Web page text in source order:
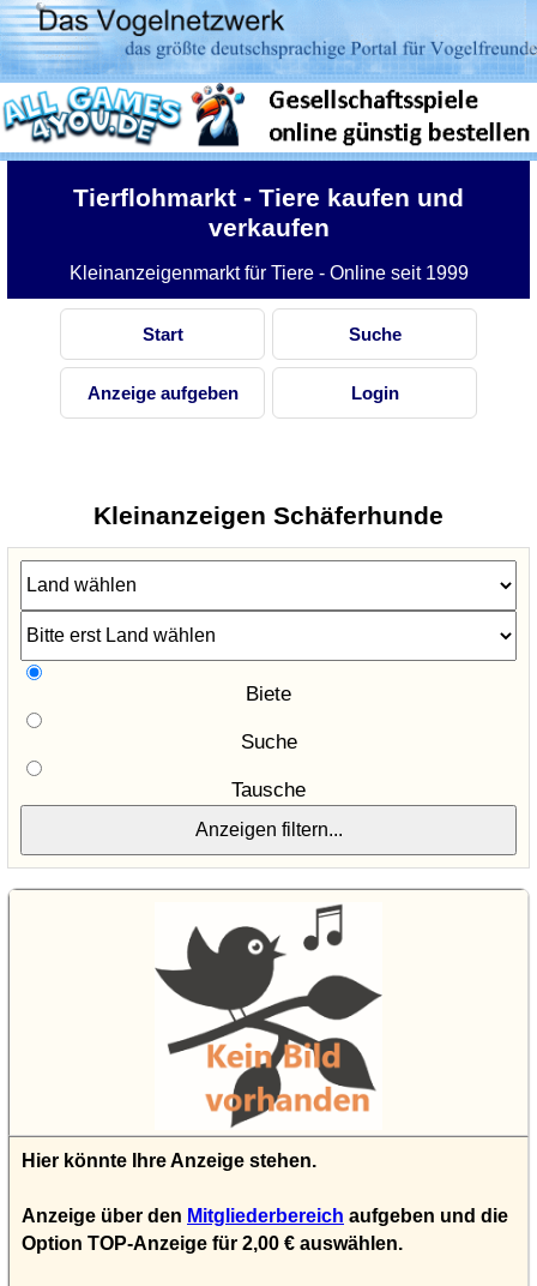
Tierflohmarkt - Tiere kaufen und
verkaufen
Kleinanzeigenmarkt für Tiere - Online seit 1999
Start Suche
Anzeige aufgeben Login
Kleinanzeigen Schäferhunde
Biete
Suche
Tausche
Hier könnte Ihre Anzeige stehen.
Anzeige über den Mitgliederbereich aufgeben und die
Option TOP-Anzeige für 2,00 € auswählen.